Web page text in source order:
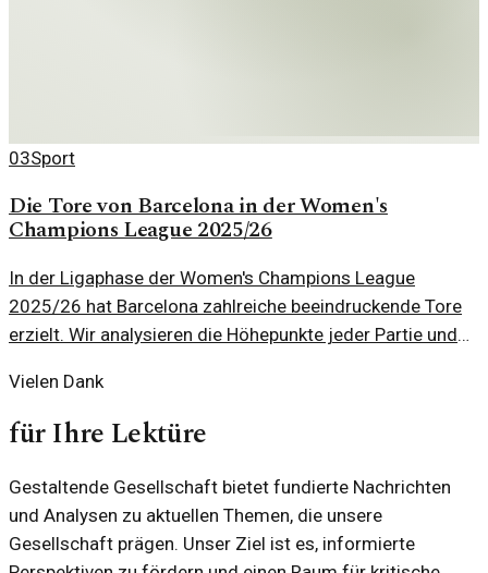
03Sport
Die Tore von Barcelona in der Women's
Champions League 2025/26
In der Ligaphase der Women's Champions League
2025/26 hat Barcelona zahlreiche beeindruckende Tore
erzielt. Wir analysieren die Höhepunkte jeder Partie und
Vielen Dank
für Ihre Lektüre
Gestaltende Gesellschaft bietet fundierte Nachrichten
und Analysen zu aktuellen Themen, die unsere
Gesellschaft prägen. Unser Ziel ist es, informierte